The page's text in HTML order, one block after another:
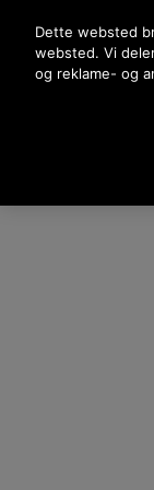
Tryk på Enter
Dette websted
websted. Vi
og reklame- og